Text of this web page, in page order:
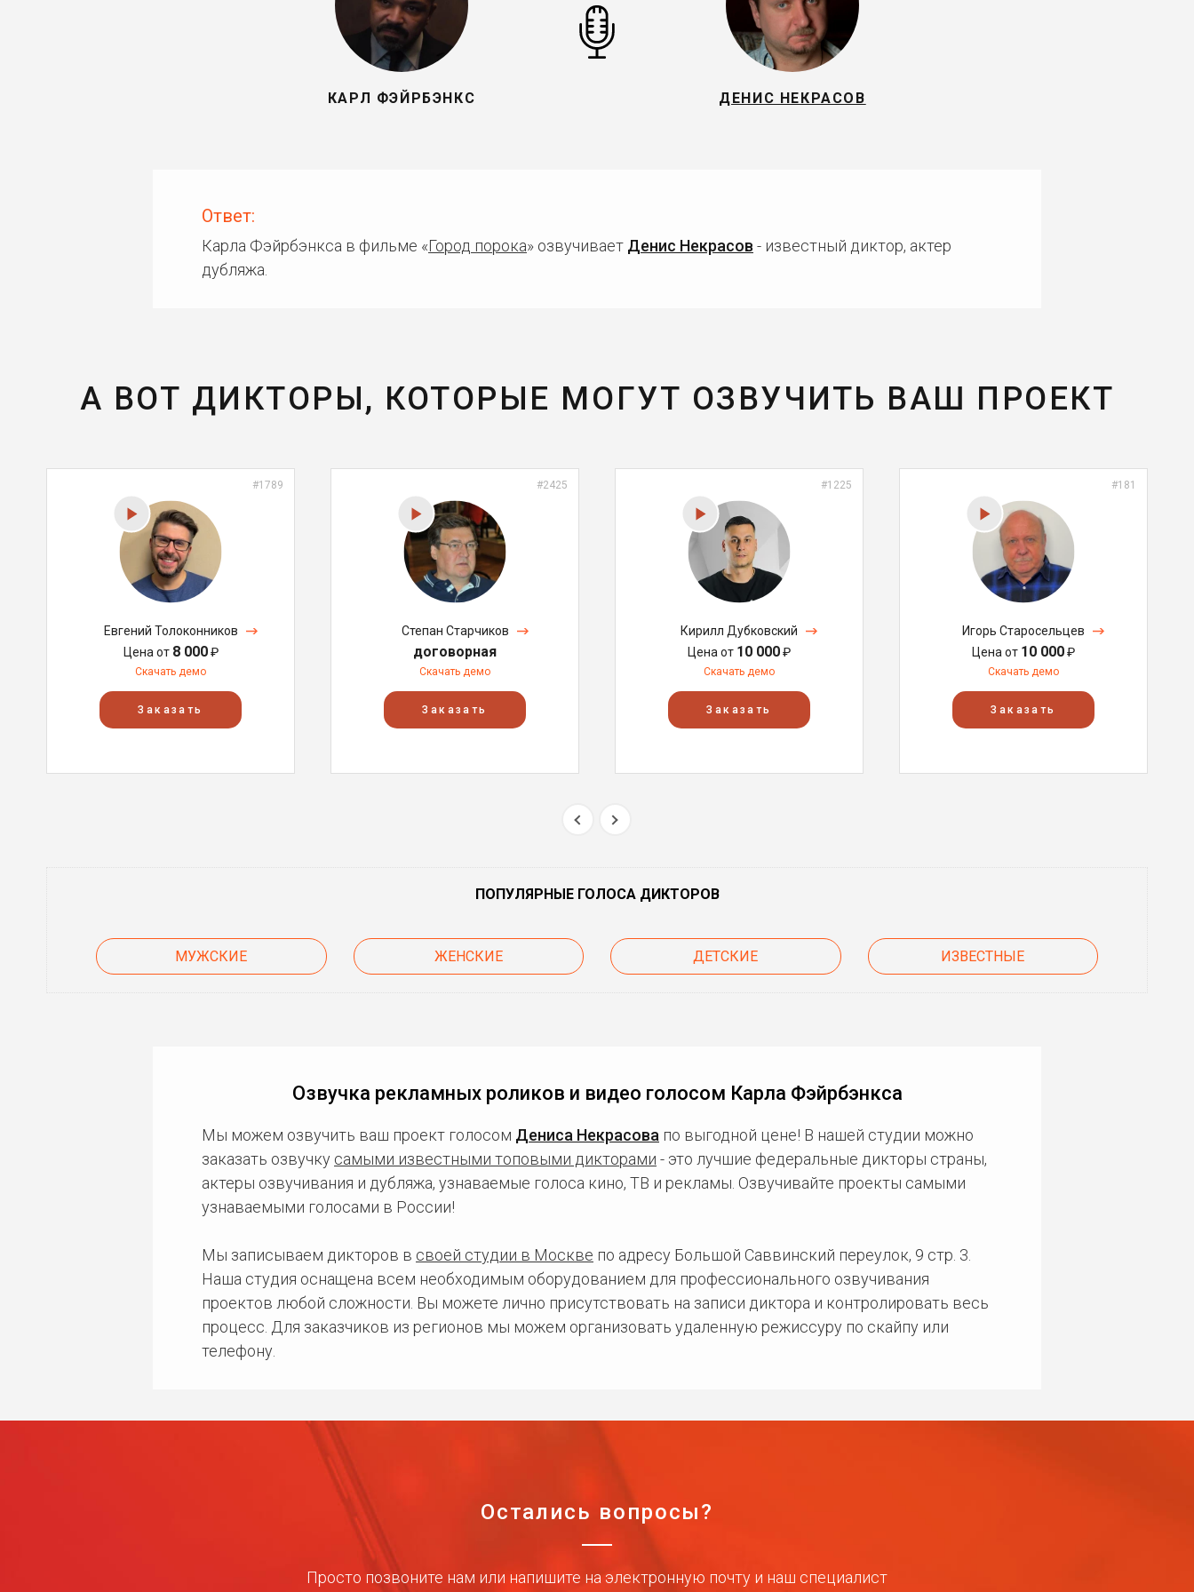
КАРЛ ФЭЙРБЭНКС ДЕНИС НЕКРАСОВ
Ответ:
Карла Фэйрбэнкса в фильме «Город порока» озвучивает Денис Некрасов - известный диктор, актер
дубляжа.
А ВОТ ДИКТОРЫ, КОТОРЫЕ МОГУТ ОЗВУЧИТЬ ВАШ ПРОЕКТ
#1789
Евгений Толоконников
Цена от 8 000₽
Скачать демо
Заказать
#2425
Степан Старчиков
договорная
Скачать демо
Заказать
#1225
Кирилл Дубковский
Цена от 10 000₽
Скачать демо
Заказать
#181
Игорь Старосельцев
Цена от 10 000₽
Скачать демо
Заказать
ПОПУЛЯРНЫЕ ГОЛОСА ДИКТОРОВ
МУЖСКИЕ ЖЕНСКИЕ ДЕТСКИЕ ИЗВЕСТНЫЕ
Озвучка рекламных роликов и видео голосом Карла Фэйрбэнкса
Мы можем озвучить ваш проект голосом Дениса Некрасова по выгодной цене! В нашей студии можно
заказать озвучку самыми известными топовыми дикторами - это лучшие федеральные дикторы страны,
актеры озвучивания и дубляжа, узнаваемые голоса кино, ТВ и рекламы. Озвучивайте проекты самыми
узнаваемыми голосами в России!
Мы записываем дикторов в своей студии в Москве по адресу Большой Саввинский переулок, 9 стр. 3.
Наша студия оснащена всем необходимым оборудованием для профессионального озвучивания
проектов любой сложности. Вы можете лично присутствовать на записи диктора и контролировать весь
процесс. Для заказчиков из регионов мы можем организовать удаленную режиссуру по скайпу или
телефону.
Остались вопросы?
Просто позвоните нам или напишите на электронную почту и наш специалист